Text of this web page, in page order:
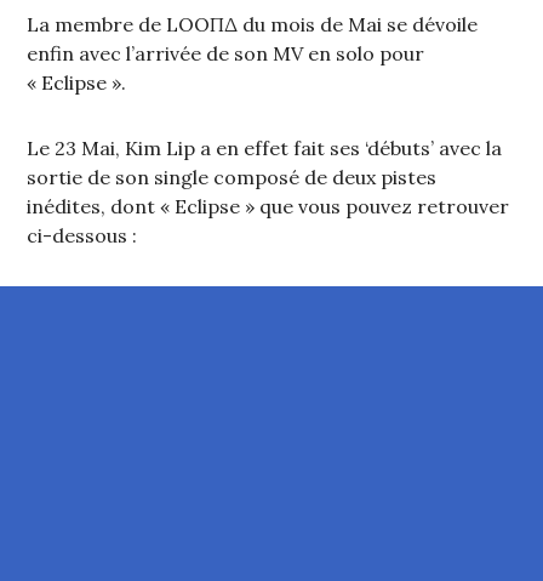
La membre de LOOΠΔ du mois de Mai se dévoile
enfin avec l’arrivée de son MV en solo pour
« Eclipse ».
Le 23 Mai, Kim Lip a en effet fait ses ‘débuts’ avec la
sortie de son single composé de deux pistes
inédites, dont « Eclipse » que vous pouvez retrouver
ci-dessous :